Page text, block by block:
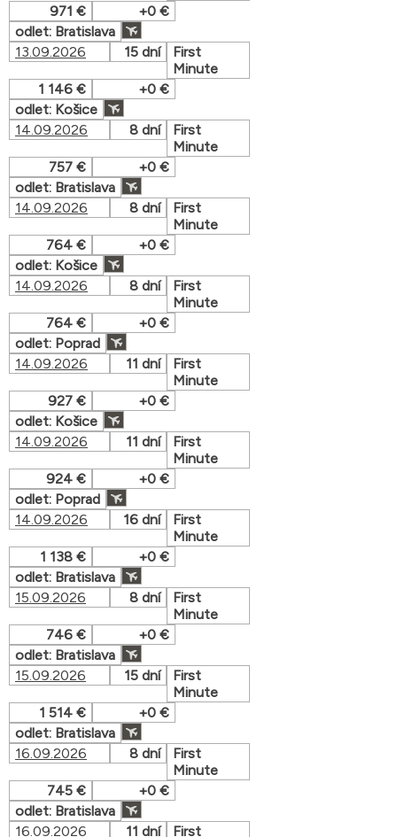
971 €
+0 €
odlet: Bratislava
13.09.2026
15 dní
First
Minute
1 146 €
+0 €
odlet: Košice
14.09.2026
8 dní
First
Minute
757 €
+0 €
odlet: Bratislava
14.09.2026
8 dní
First
Minute
764 €
+0 €
odlet: Košice
14.09.2026
8 dní
First
Minute
764 €
+0 €
odlet: Poprad
14.09.2026
11 dní
First
Minute
927 €
+0 €
odlet: Košice
14.09.2026
11 dní
First
Minute
924 €
+0 €
odlet: Poprad
14.09.2026
16 dní
First
Minute
1 138 €
+0 €
odlet: Bratislava
15.09.2026
8 dní
First
Minute
746 €
+0 €
odlet: Bratislava
15.09.2026
15 dní
First
Minute
1 514 €
+0 €
odlet: Bratislava
16.09.2026
8 dní
First
Minute
745 €
+0 €
odlet: Bratislava
16.09.2026
11 dní First